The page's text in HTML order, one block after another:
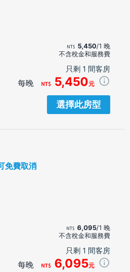
5,450/1 晚
不含稅金和服務費
只剩 1 間客房
每晚 5,450元
選擇此房型
免費取消
6,095/1 晚
不含稅金和服務費
只剩 1 間客房
每晚 6,095元